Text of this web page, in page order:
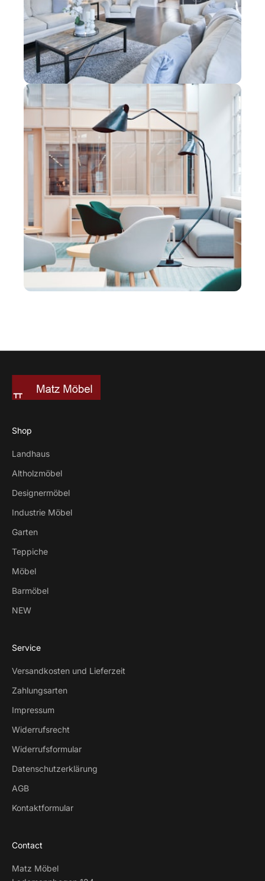
Shop
Landhaus
Altholzmöbel
Designermöbel
Industrie Möbel
Garten
Teppiche
Möbel
Barmöbel
NEW
Service
Versandkosten und Lieferzeit
Zahlungsarten
Impressum
Widerrufsrecht
Widerrufsformular
Datenschutzerklärung
AGB
Kontaktformular
Contact
Matz Möbel